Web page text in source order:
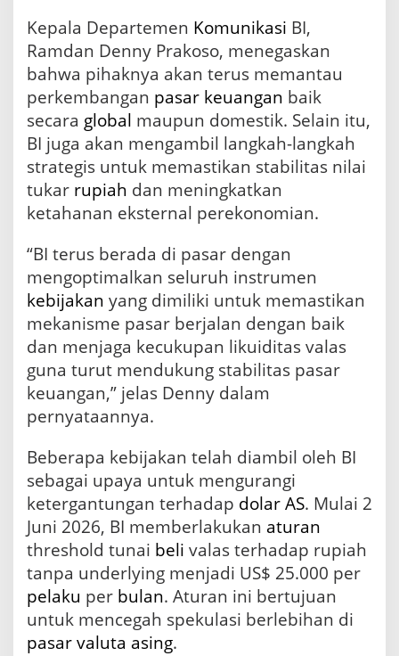
1
8
.
0
0
0
Kepala Departemen Komunikasi BI,
Ramdan Denny Prakoso, menegaskan
bahwa pihaknya akan terus memantau
perkembangan pasar keuangan baik
secara global maupun domestik. Selain itu,
BI juga akan mengambil langkah-langkah
strategis untuk memastikan stabilitas nilai
tukar rupiah dan meningkatkan
ketahanan eksternal perekonomian.
“BI terus berada di pasar dengan
mengoptimalkan seluruh instrumen
kebijakan yang dimiliki untuk memastikan
mekanisme pasar berjalan dengan baik
dan menjaga kecukupan likuiditas valas
guna turut mendukung stabilitas pasar
keuangan,” jelas Denny dalam
pernyataannya.
Beberapa kebijakan telah diambil oleh BI
sebagai upaya untuk mengurangi
ketergantungan terhadap dolar AS. Mulai 2
Juni 2026, BI memberlakukan aturan
threshold tunai beli valas terhadap rupiah
tanpa underlying menjadi US$ 25.000 per
pelaku per bulan. Aturan ini bertujuan
untuk mencegah spekulasi berlebihan di
pasar valuta asing.